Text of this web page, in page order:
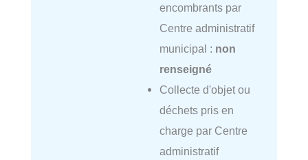
encombrants par
Centre administratif
municipal : non
renseigné
Collecte d'objet ou
déchets pris en
charge par Centre
administratif